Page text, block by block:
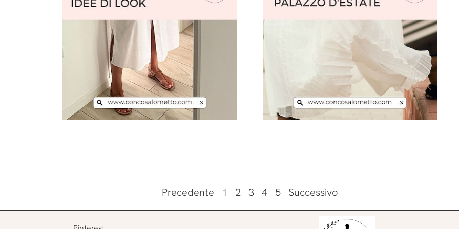
Precedente 1 2 3 4 5 Successivo